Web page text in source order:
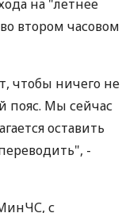
на "летнее
втором часовом
чтобы ничего не
пояс. Мы сейчас
оставить
-
с